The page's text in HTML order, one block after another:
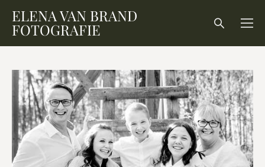
ELENA VAN BRAND
FOTOGRAFIE